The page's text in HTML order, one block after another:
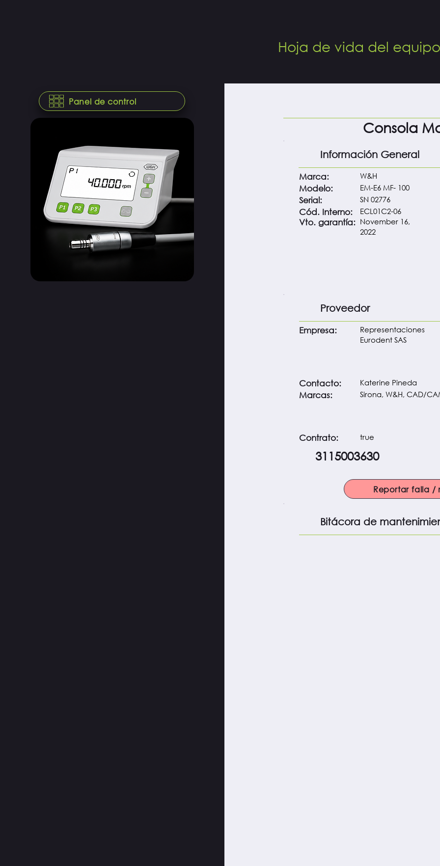
Hoja de vida del equipo
Panel de control
Consola
Información General
Marca: W&H
Modelo: EM-E6 MF- 100
Serial: SN 02776
Vto. garantía: November 16,
2022
Cód. Interno: ECL01C2-06
Proveedor
Empresa:
Representaciones
Eurodent SAS
Contacto: Katerine Pineda
Marcas: Sirona, W&H, CAD/
Contrato: true
3115003630
Reportar falla /
Bitácora de